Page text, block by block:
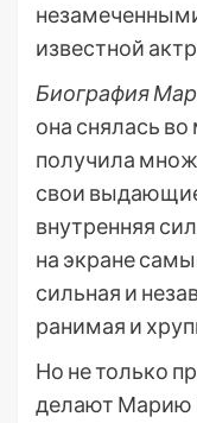
известной
Биография
она снялась
получила
свои
внутренняя
на экране
сильная и
ранимая и
Но не только
делают Марию